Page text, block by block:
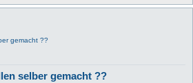
gemacht ??
selber gemacht ??